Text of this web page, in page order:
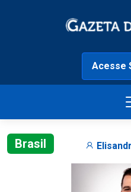
Acesse
Brasil